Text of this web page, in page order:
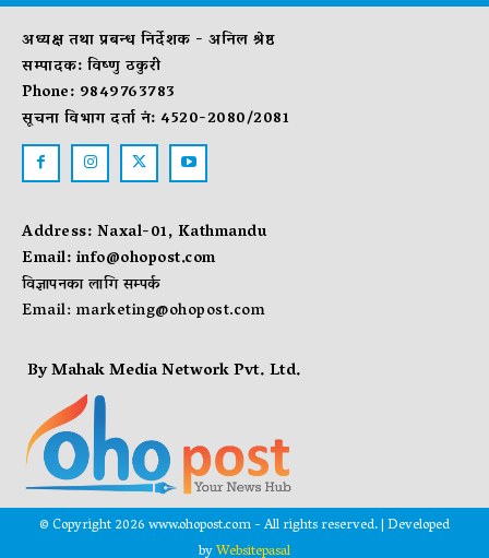
अध्यक्ष तथा प्रबन्ध निर्देशक - अनिल श्रेष्ठ
सम्पादक: विष्णु ठकुरी
Phone: 9849763783
सूचना विभाग दर्ता नं: 4520-2080/2081
Address: Naxal-01, Kathmandu
Email:info@ohopost.com
विज्ञापनका लागि सम्पर्क
Email:marketing@ohopost.com
By Mahak Media Network Pvt. Ltd.
© Copyright 2026 www.ohopost.com - All rights reserved. | Developed
byWebsitepasal